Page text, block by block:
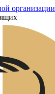
организации